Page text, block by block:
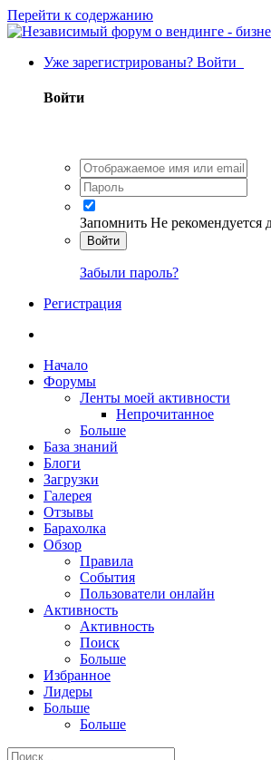
Перейти к содержанию
Уже зарегистрированы? Войти
Войти
Запомнить Не рекомендуется
Войти
Забыли пароль?
Регистрация
Начало
Форумы
Ленты моей активности
Непрочитанное
Больше
База знаний
Блоги
Загрузки
Галерея
Отзывы
Барахолка
Обзор
Правила
События
Пользователи онлайн
Активность
Активность
Поиск
Больше
Избранное
Лидеры
Больше
Больше